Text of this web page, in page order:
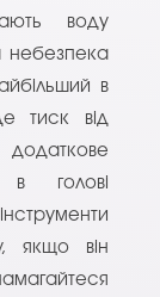
воду
небезпека
в
тиск від
голові
якщо він